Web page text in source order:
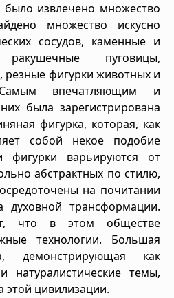
было извлечено множество
множество искусно
сосудов, каменные и
пуговицы,
резные фигурки животных и
впечатляющим и
была зарегистрирована
фигурка, которая, как
собой некое подобие
фигурки варьируются от
абстрактных по стилю,
на почитании
трансформации.
что в этом обществе
технологии. Большая
демонстрирующая как
натуралистические темы,
этой цивилизации.